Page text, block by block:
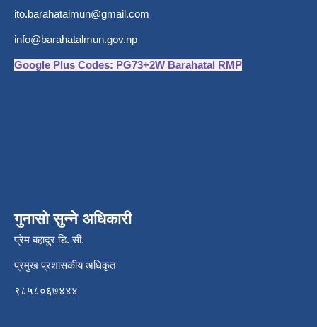
ito.barahatalmun@gmail.com
info@barahatalmun.gov.np
Google Plus Codes: PG73+2W Barahatal RMP
गुनासो सुन्ने अधिकारी
प्रेम बहादुर डि. सी.
प्रमुख प्रशासकीय अधिकृत
९८५८०६७४४४